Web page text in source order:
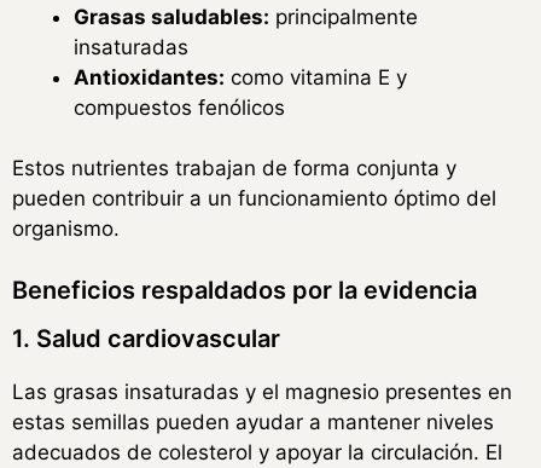
Grasas saludables: principalmente
insaturadas
Antioxidantes: como vitamina E y
compuestos fenólicos
Estos nutrientes trabajan de forma conjunta y
pueden contribuir a un funcionamiento óptimo del
organismo.
Beneficios respaldados por la evidencia
1. Salud cardiovascular
Las grasas insaturadas y el magnesio presentes en
estas semillas pueden ayudar a mantener niveles
adecuados de colesterol y apoyar la circulación. El